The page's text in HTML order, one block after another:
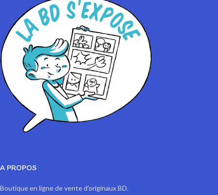
A PROPOS
Boutique en ligne de vente d'originaux BD.